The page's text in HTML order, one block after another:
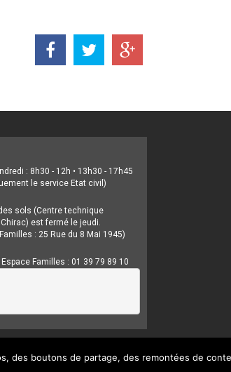
: 8h30 - 12h • 13h30 - 17h45
le service Etat civil)
sols (Centre technique
est fermé le jeudi.
: 25 Rue du 8 Mai 1945)
Familles : 01 39 79 89 10
des boutons de partage, des remontées de